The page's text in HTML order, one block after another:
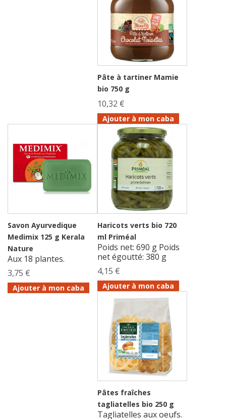
Pâte à tartiner Mamie
bio 750 g
10,32 €
Ajouter à mon caba
Savon Ayurvedique
Medimix 125 g Kerala
Nature
Aux 18 plantes.
3,75 €
Ajouter à mon caba
Haricots verts bio 720
ml Priméal
Poids net: 690 g Poids
net égoutté: 380 g
4,15 €
Ajouter à mon caba
Pâtes fraîches
tagliatelles bio 250 g
Tagliatelles aux oeufs.